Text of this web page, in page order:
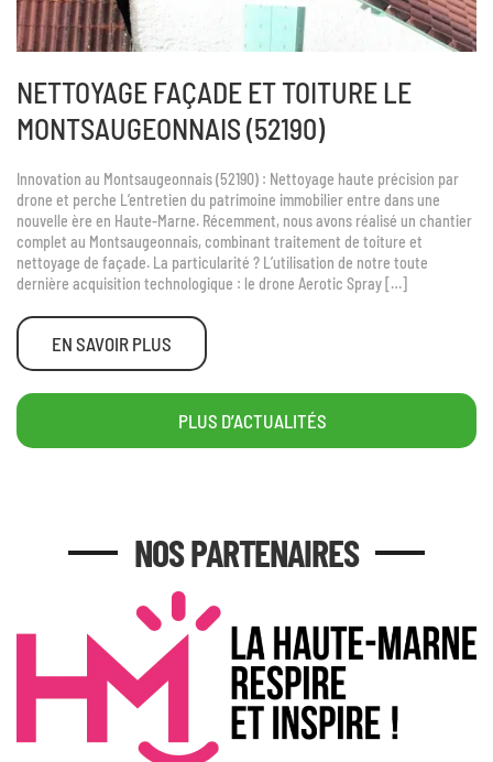
NETTOYAGE FAÇADE ET TOITURE LE
MONTSAUGEONNAIS (52190)
Innovation au Montsaugeonnais (52190) : Nettoyage haute précision par
drone et perche L’entretien du patrimoine immobilier entre dans une
nouvelle ère en Haute-Marne. Récemment, nous avons réalisé un chantier
complet au Montsaugeonnais, combinant traitement de toiture et
nettoyage de façade. La particularité ? L’utilisation de notre toute
dernière acquisition technologique : le drone Aerotic Spray […]
EN SAVOIR PLUS
PLUS D’ACTUALITÉS
NOS PARTENAIRES